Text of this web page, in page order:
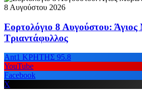
8 Αυγούστου 2026
Εορτολόγιο 8 Αυγούστου:
Τριαντάφυλλος
Ant1 ΚΡΗΤΗΣ 95.8
YouTube
Facebook
X